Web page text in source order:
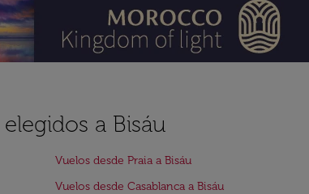
a Bisáu
Vuelos desde Praia a Bisáu
Vuelos desde Casablanca a Bisáu